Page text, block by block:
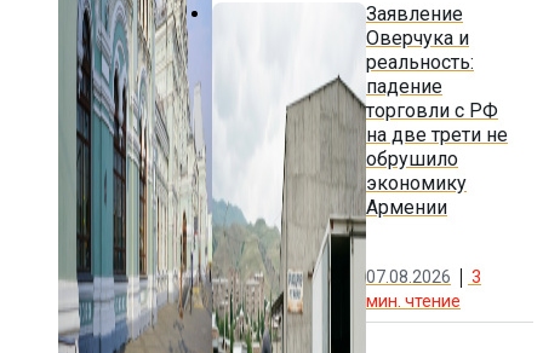
Заявление
Оверчука и
реальность:
падение
торговли с РФ
на две трети не
обрушило
экономику
Армении
07.08.2026
3
мин. чтение